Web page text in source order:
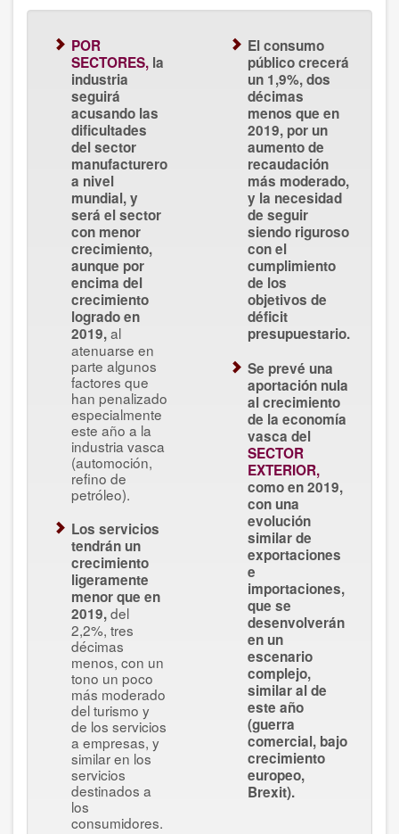
POR
SECTORES, la
industria
seguirá
acusando las
dificultades
del sector
manufacturero
a nivel
mundial, y
será el sector
con menor
crecimiento,
aunque por
encima del
crecimiento
logrado en
2019,al
atenuarse en
parte algunos
factores que
han penalizado
especialmente
este año a la
industria vasca
(automoción,
refino de
petróleo).
Los servicios
tendrán un
crecimiento
ligeramente
menor que en
2019,del
2,2%, tres
décimas
menos, con un
tono un poco
más moderado
del turismo y
de los servicios
a empresas, y
similar en los
servicios
destinados a
los
consumidores.
El consumo
públicocrecerá
un 1,9%, dos
décimas
menos que en
2019, por un
aumento de
recaudación
más moderado,
y la necesidad
de seguir
siendo riguroso
con el
cumplimiento
de los
objetivos de
déficit
presupuestario.
Se prevé una
aportación nula
al crecimiento
de la economía
vasca del
SECTOR
EXTERIOR,
como en 2019,
con una
evolución
similar de
exportaciones
e
importaciones,
que se
desenvolverán
en un
escenario
complejo,
similar al de
este año
(guerra
comercial, bajo
crecimiento
europeo,
Brexit).